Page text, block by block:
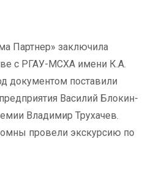
Партнер» заключила
с РГАУ-МСХА имени К.А.
документом поставили
Василий Блокин-
Владимир Трухачев.
провели экскурсию по